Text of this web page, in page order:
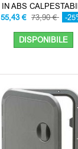
ABS
55,43 € 73,90 € -
DISPONIBILE